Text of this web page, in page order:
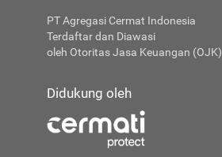
PT Agregasi Cermat Indonesia
Terdaftar dan Diawasi
oleh Otoritas Jasa Keuangan (OJK)
Didukung oleh